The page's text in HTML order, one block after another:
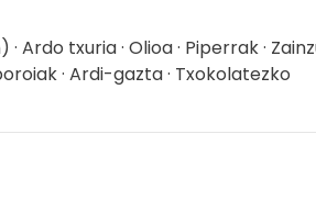
Ardo txuria · Olioa · Piperrak ·
· Ardi-gazta · Txokolatezko